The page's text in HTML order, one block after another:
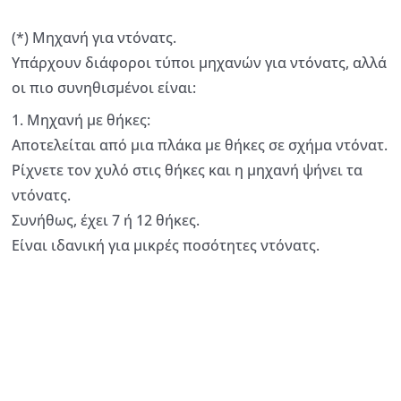
(*) Μηχανή για ντόνατς.
Υπάρχουν διάφοροι τύποι μηχανών για ντόνατς, αλλά
οι πιο συνηθισμένοι είναι:
1. Μηχανή με θήκες:
Αποτελείται από μια πλάκα με θήκες σε σχήμα ντόνατ.
Ρίχνετε τον χυλό στις θήκες και η μηχανή ψήνει τα
ντόνατς.
Συνήθως, έχει 7 ή 12 θήκες.
Είναι ιδανική για μικρές ποσότητες ντόνατς.